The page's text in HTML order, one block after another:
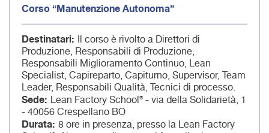
Corso “Manutenzione Autonoma”
Destinatari Il corso è rivolto a Direttori di
Produzione, Responsabili di Produzione,
Responsabili Miglioramento Continuo, Lean
Specialist, Capireparto, Capiturno, Supervisor, Team
Leader, Responsabili Qualità, Tecnici di processo.
Sede Lean Factory School® - via della Solidarietà, 1
- 40056 Crespellano BO
Durata 8 ore in presenza, presso la Lean Factory